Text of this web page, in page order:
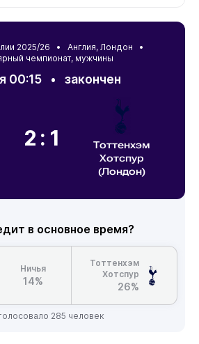
2025/26 •Англия,Лондон •
чемпионат, мужчины
00:15• закончен
2:1
Тоттенхэм
Хотспур
(Лондон)
в основное время?
Ничья
14%
Тоттенхэм
Хотспур
26%
285 человек